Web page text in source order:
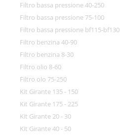
Filtro bassa pressione 40-250
Filtro bassa pressione 75-100
Filtro bassa pressione bf115-bf130
Filtro benzina 40-90
Filtro benzina 8-30
Filtro olio 8-60
Filtro olo 75-250
Kit Girante 135 - 150
Kit Girante 175 - 225
Kit Girante 20 - 30
Kit Girante 40 - 50